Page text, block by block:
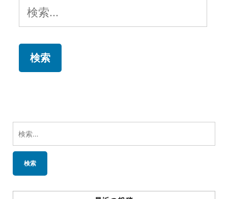
検
索:
索: